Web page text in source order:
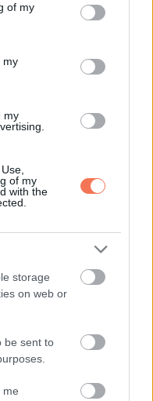
You may click to
its third-party tags to
in below Google
of my
my
my
of my
with the
storage
on web or
be sent to
me
a Bikára
, a Mérlegre
jó idő jön